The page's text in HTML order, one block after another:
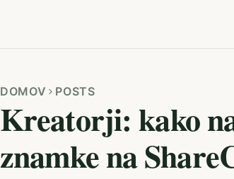
DOMOV POSTS
Kreatorji: kako
znamke na